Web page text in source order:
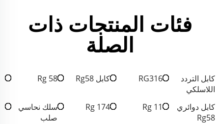
فئات المنتجات ذات
الصلة
كابل التردد
اللاسلكي
RG316 كابل Rg58 Rg 58
كابل دوائري
Rg58
Rg 11
Rg 174
سلك نحاسي
صلب